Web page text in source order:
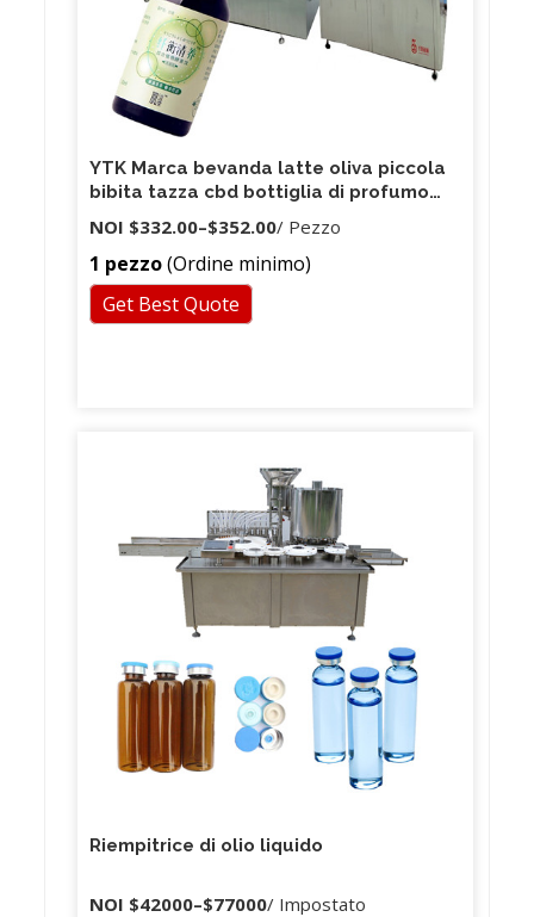
YTK Marca bevanda latte oliva piccola
bibita tazza cbd bottiglia di profumo
olio acqua liquido macchina di
riempimento cbd
NOI $332.00–$352.00/ Pezzo
1 pezzo(Ordine minimo)
Get Best Quote
Riempitrice di olio liquido
NOI $42000–$77000/ Impostato